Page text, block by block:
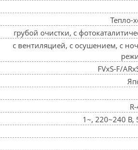
Тепло-
грубой очистки, с
с вентиляцией, с осушением, с
FVxS-F/
1~, 220~240 В,